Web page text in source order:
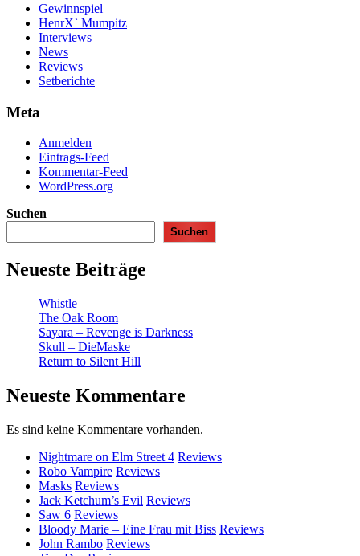
Gewinnspiel
HenrX` Mumpitz
Interviews
News
Reviews
Setberichte
Meta
Anmelden
Eintrags-Feed
Kommentar-Feed
WordPress.org
Suchen
Suchen
Neueste Beiträge
Whistle
The Oak Room
Sayara – Revenge is Darkness
Skull – DieMaske
Return to Silent Hill
Neueste Kommentare
Es sind keine Kommentare vorhanden.
Nightmare on Elm Street 4 Reviews
Robo Vampire Reviews
Masks Reviews
Jack Ketchum’s Evil Reviews
Saw 6 Reviews
Bloody Marie – Eine Frau mit Biss Reviews
John Rambo Reviews